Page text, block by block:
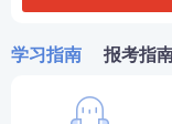
（附申请流程）
2、过一科成绩有
银行从业资格考
学习指南 报考指